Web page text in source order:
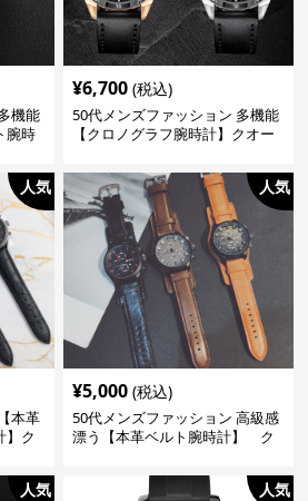
機能
腕時
¥6,700 (税込)
50代メンズファッション 多機能
【クロノグラフ腕時計】クオー
人気
本革
】ク
人気
¥5,000 (税込)
50代メンズファッション 高級感
漂う【本革ベルト腕時計】 ク
人気 人気